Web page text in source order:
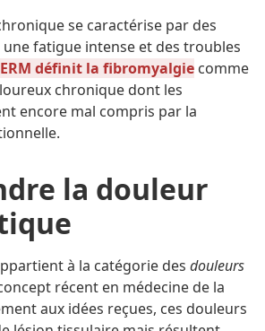
se caractérise par des
fatigue intense et des troubles
définit la fibromyalgie comme
chronique dont les
encore mal compris par la
la douleur
à la catégorie des douleurs
récent en médecine de la
aux idées reçues, ces douleurs